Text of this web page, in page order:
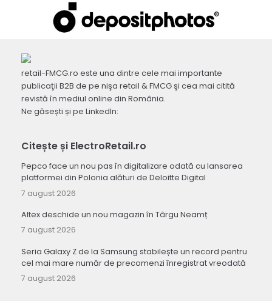
retail-FMCG.ro este una dintre cele mai importante
publicaţii B2B de pe nişa retail & FMCG şi cea mai citită
revistă în mediul online din România.
Ne găsești și pe LinkedIn:
Citește și ElectroRetail.ro
Pepco face un nou pas în digitalizare odată cu lansarea
platformei din Polonia alături de Deloitte Digital
7 august 2026
Altex deschide un nou magazin în Târgu Neamț
7 august 2026
Seria Galaxy Z de la Samsung stabilește un record pentru
cel mai mare număr de precomenzi înregistrat vreodată
7 august 2026